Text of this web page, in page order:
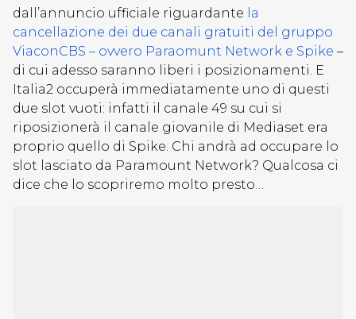
dall’annuncio ufficiale riguardante la
cancellazione dei due canali gratuiti del gruppo
ViaconCBS – ovvero Paraomunt Network e Spike –
di cui adesso saranno liberi i posizionamenti. E
Italia2 occuperà immediatamente uno di questi
due slot vuoti: infatti il canale 49 su cui si
riposizionerà il canale giovanile di Mediaset era
proprio quello di Spike. Chi andrà ad occupare lo
slot lasciato da Paramount Network? Qualcosa ci
dice che lo scopriremo molto presto…